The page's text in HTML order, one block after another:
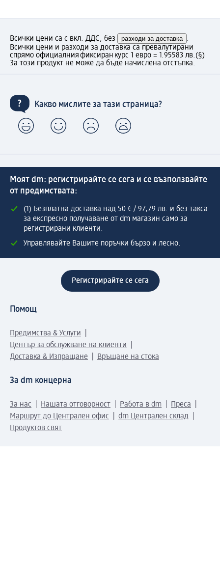
Всички цени са с вкл. ДДС, без разходи за доставка .
Всички цени и разходи за доставка са превалутирани
спрямо официалния фиксиран курс 1 евро = 1.95583 лв.(§)
За този продукт не може да бъде начислена отстъпка.
Какво мислите за тази страница?
Моят dm: регистрирайте се сега и се възползвайте
от предимствата:
(1) Безплатна доставка над 50 € / 97,79 лв. и без такса
за експресно получаване от dm магазин само за
регистрирани клиенти.
Управлявайте Вашите поръчки бързо и лесно.
Регистрирайте се сега
Помощ
Предимства & Услуги
Център за обслужване на клиенти
Доставка & Изпращане
Връщане на стока
За dm концерна
За нас Нашата отговорност Работа в dm
Преса
Маршрут до Централен офис
dm Централен склад
Продуктов свят